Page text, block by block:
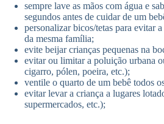
sempre lave as mãos com água e
segundos antes de cuidar de um
personalizar bicos/tetas para evitar
da mesma família;
evite beijar crianças pequenas na
evitar ou limitar a poluição urbana
cigarro, pólen, poeira, etc.);
ventile o quarto de um bebê todos
evitar levar a criança a lugares
supermercados, etc.);